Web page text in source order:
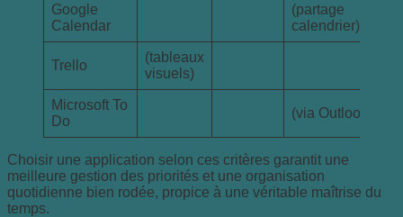
Google
Calendar
(partage
calendrier)
Trello
(tableaux
visuels)
Microsoft To
Do
(via Outlook)
Choisir une application selon ces critères garantit une
meilleure gestion des priorités et une organisation
quotidienne bien rodée, propice à une véritable maîtrise du
temps.